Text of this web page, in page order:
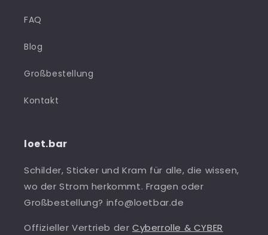
FAQ
Blog
Großbestellung
Kontakt
loet.bar
Schilder, Sticker und Kram für alle, die wissen,
wo der Strom herkommt. Fragen oder
Großbestellung? info@loetbar.de
Offizieller Vertrieb derCyberrolle & CYBER